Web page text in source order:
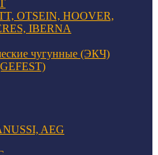
OTSEIN, HOOVER,
IBERNA
чугунные (ЭКЧ)
AEG